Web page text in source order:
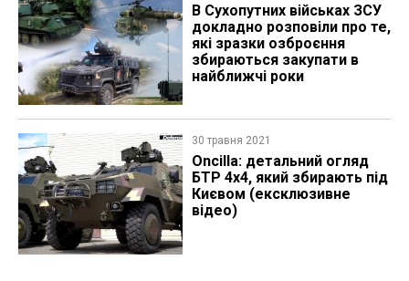
В Сухопутних військах ЗСУ
докладно розповіли про те,
які зразки озброєння
збираються закупати в
найближчі роки
30 травня 2021
Oncilla: детальний огляд
БТР 4х4, який збирають під
Києвом (ексклюзивне
відео)